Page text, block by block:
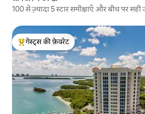
100 से ज़्यादा 5 स्टार समीक्षाएँ और बीच पर
गेस्ट्स का टॉप फ़ेवरेट
गेस्ट्स की फ़ेवरेट